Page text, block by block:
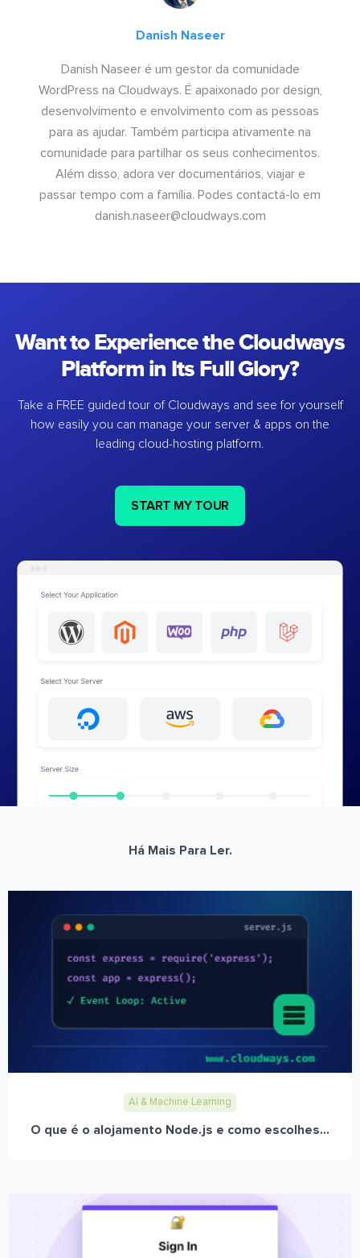
Danish Naseer
Danish Naseer é um gestor da comunidade
WordPress na Cloudways. É apaixonado por design,
desenvolvimento e envolvimento com as pessoas
para as ajudar. Também participa ativamente na
comunidade para partilhar os seus conhecimentos.
Além disso, adora ver documentários, viajar e
passar tempo com a família. Podes contactá-lo em
danish.naseer@cloudways.com
Want to Experience the Cloudways
Platform in Its Full Glory?
Take a FREE guided tour of Cloudways and see for yourself
how easily you can manage your server & apps on the
leading cloud-hosting platform.
START MY TOUR
Há Mais Para Ler.
AI & Machine Learning
O que é o alojamento Node.js e como escolhes...